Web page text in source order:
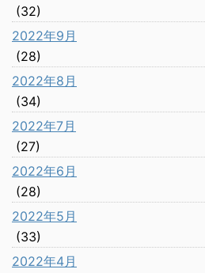
(32)
2022年9月
(28)
2022年8月
(34)
2022年7月
(27)
2022年6月
(28)
2022年5月
(33)
2022年4月